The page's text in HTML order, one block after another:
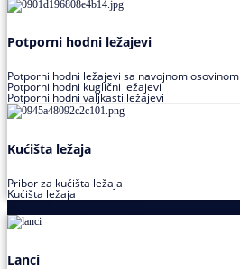
Potporni hodni ležajevi
Potporni hodni ležajevi sa navojnom osovinom
Potporni hodni kuglični ležajevi
Potporni hodni valjkasti ležajevi
Kućišta ležaja
Pribor za kućišta ležaja
Kućišta ležaja
Lanci